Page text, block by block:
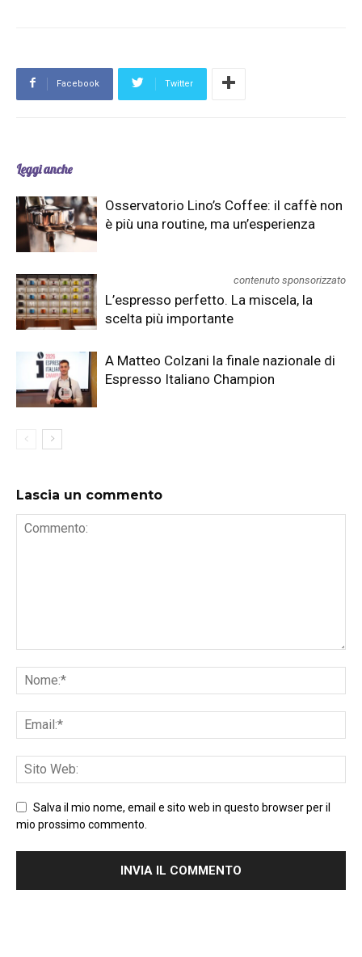
Facebook Twitter
Leggi anche
Osservatorio Lino’s Coffee: il caffè non
è più una routine, ma un’esperienza
contenuto sponsorizzato
L’espresso perfetto. La miscela, la
scelta più importante
A Matteo Colzani la finale nazionale di
Espresso Italiano Champion
Lascia un commento
Salva il mio nome, email e sito web in questo browser per il
mio prossimo commento.